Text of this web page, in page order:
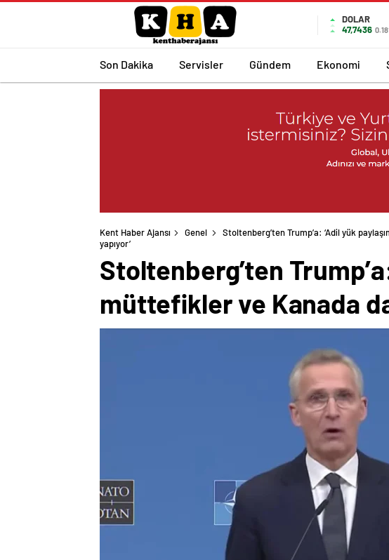
DOLAR
47,7436
Son Dakika Servisler Gündem Ekonomi
Kent Haber Ajansı Genel
Stoltenberg’ten Trump’a: ‘Adil yük
yapıyor’
Stoltenberg’ten
müttefikler ve Kanada